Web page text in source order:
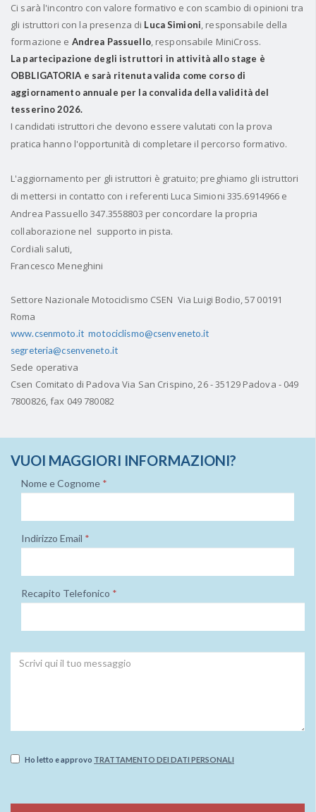
Ci sarà l'incontro con valore formativo e con scambio di opinioni tra
gli istruttori con la presenza di Luca Simioni, responsabile della
formazione e Andrea Passuello, responsabile MiniCross.
La partecipazione degli istruttori in attività allo stage è
OBBLIGATORIA e sarà ritenuta valida come corso di
aggiornamento annuale per la convalida della validità del
tesserino 2026.
I candidati istruttori che devono essere valutati con la prova
pratica hanno l'opportunità di completare il percorso formativo.
L'aggiornamento per gli istruttori è gratuito; preghiamo gli istruttori
di mettersi in contatto con i referenti Luca Simioni 335.6914966 e
Andrea Passuello 347.3558803 per concordare la propria
collaborazione nel supporto in pista.
Cordiali saluti,
Francesco Meneghini
Settore Nazionale Motociclismo CSEN Via Luigi Bodio, 57 00191
Roma
www.csenmoto.it motociclismo@csenveneto.it
segreteria@csenveneto.it
Sede operativa
Csen Comitato di Padova Via San Crispino, 26 - 35129 Padova - 049
7800826, fax 049 780082
VUOI MAGGIORI INFORMAZIONI?
Nome e Cognome *
Indirizzo Email *
Recapito Telefonico *
Ho letto e approvo TRATTAMENTO DEI DATI PERSONALI